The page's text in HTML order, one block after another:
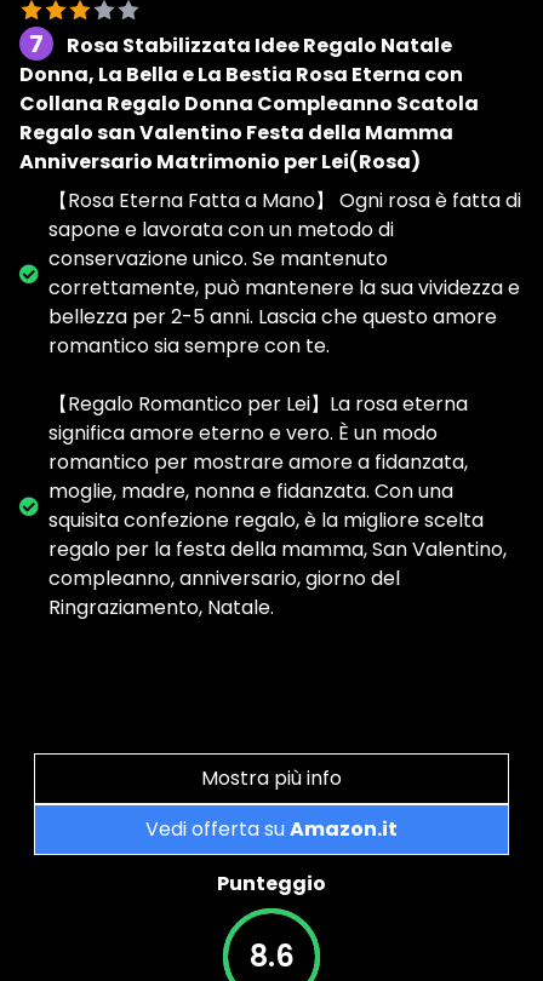
7
Rosa Stabilizzata Idee Regalo Natale
Donna, La Bella e La Bestia Rosa Eterna con
Collana Regalo Donna Compleanno Scatola
Regalo san Valentino Festa della Mamma
Anniversario Matrimonio per Lei(Rosa)
【Rosa Eterna Fatta a Mano】 Ogni rosa è fatta di
sapone e lavorata con un metodo di
conservazione unico. Se mantenuto
correttamente, può mantenere la sua vividezza e
bellezza per 2-5 anni. Lascia che questo amore
romantico sia sempre con te.
【Regalo Romantico per Lei】La rosa eterna
significa amore eterno e vero. È un modo
romantico per mostrare amore a fidanzata,
moglie, madre, nonna e fidanzata. Con una
squisita confezione regalo, è la migliore scelta
regalo per la festa della mamma, San Valentino,
compleanno, anniversario, giorno del
Ringraziamento, Natale.
Mostra più info
Vedi offerta suAmazon.it
Punteggio
8.6